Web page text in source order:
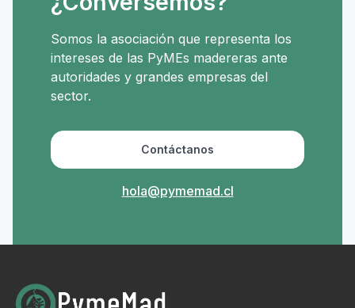
Somos la asociación que representa los
intereses de las PyMEs madereras ante
autoridades y grandes empresas del
sector.
Contáctanos
hola@pymemad.cl